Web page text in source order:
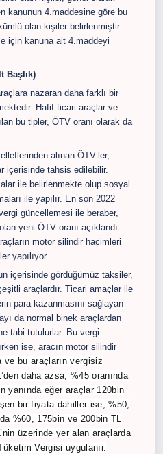
kanunun 4.maddesine göre bu
olan kişiler belirlenmiştir.
için kanuna ait 4.maddeyi
Başlık)
nazaran daha farklı bir
Hafif ticari araçlar ve
bu tipler, ÖTV oranı olarak da
alınan ÖTV’ler,
içerisinde tahsis edilebilir.
ile belirlenmekte olup sosyal
ile yapılır. En son 2022
güncellemesi ile beraber,
yeni ÖTV oranı açıklandı.
motor silindir hacimleri
yapılıyor.
içerisinde gördüğümüz taksiler,
araçlardır. Ticari amaçlar ile
para kazanmasını sağlayan
da normal binek araçlardan
tabi tutulurlar. Bu vergi
ise, aracın motor silindir
ve bu araçların vergisiz
daha azsa, %45 oranında
yanında eğer araçlar 120bin
bir fiyata dahiller ise, %50,
%60, 175bin ve 200bin TL
üzerinde yer alan araçlarda
Vergisi uygulanır.